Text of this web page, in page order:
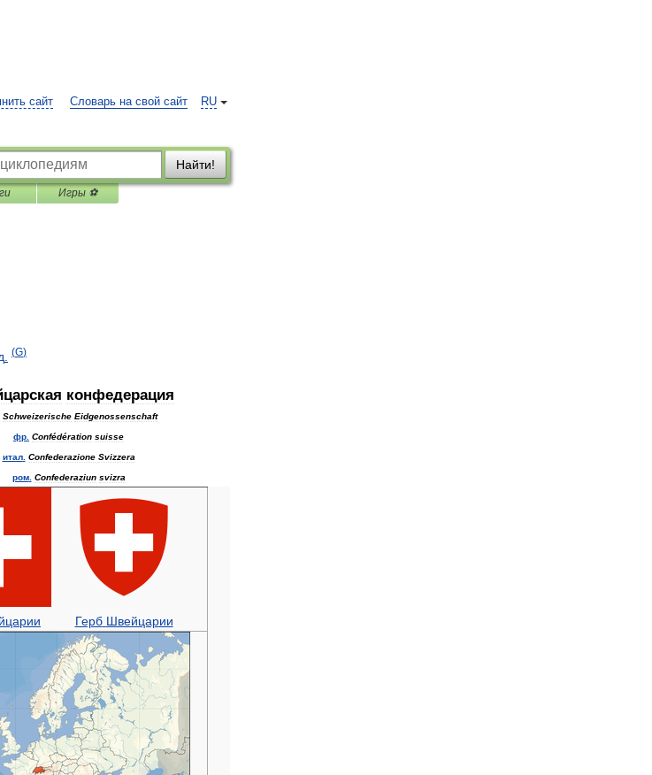
RU
сайт Словарь на свой сайт
Найти!
Игры ⚽
(G)
конфедерация
Schweizerische Eidgenossenschaft
фр Confédération suisse
итал. Confederazione Svizzera
ром. Confederaziun svizra
Герб Швейцарии